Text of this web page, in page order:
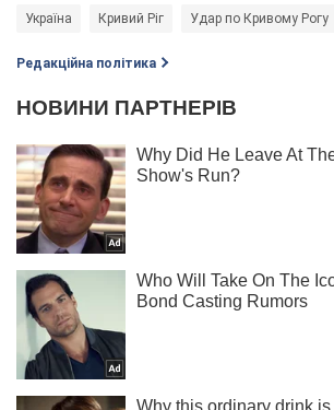
Україна Кривий Ріг Удар по Кривому Рогу
Редакційна політика